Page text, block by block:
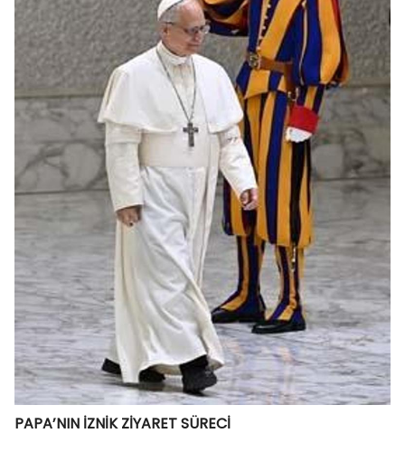
PAPA’NIN İZNİK ZİYARET SÜRECİ